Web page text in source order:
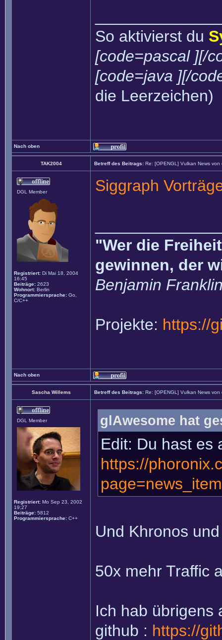
So aktivierst du
[code=pascal ][/
[code=java ][/
die Leerzeichen)
Nach oben
TAK2004 Betreff des Beitrags: Re: [OPENGL] Vulkan News von
DGL Member
Registriert: Di Mai 18, 2004
16:45
Beiträge: 2623
Wohnort: Berlin
Programmiersprache: Go,
C/C++
Siggraph
"Wer die
gewinnen, der
Benjamin
Projekte: https://
Nach oben
Sascha Willems Betreff des Beitrags: Re: [OPENGL] Vulkan News von
DGL Member
Registriert: Mo Sep 23, 2002
19:27
Beiträge: 5812
Programmiersprache: C++
glAwesome hat
Edit: Du hast es
https://
Und Khronos
50x mehr Traffic
Ich hab übrigens
github : https://